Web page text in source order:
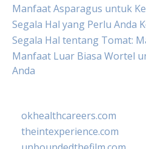
Manfaat Asparagus untuk
Segala Hal yang Perlu Anda
Segala Hal tentang Tomat:
Manfaat Luar Biasa Wortel
Anda
okhealthcareers.com
theintexperience.com